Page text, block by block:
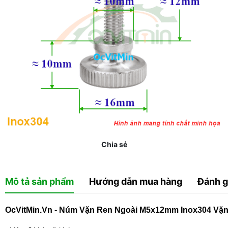
Chia sẻ
Mô tả sản phẩm Hướng dẫn mua hàng Đánh
OcVitMin.Vn - Núm Vặn Ren Ngoài M5x12mm Inox304